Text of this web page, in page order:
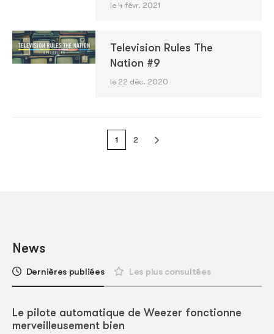
le 4 févr. 2021
Television Rules The
Nation #9
le 22 déc. 2020
1 2
News
Dernières publiées Les plus consultées
Le pilote automatique de Weezer fonctionne
merveilleusement bien